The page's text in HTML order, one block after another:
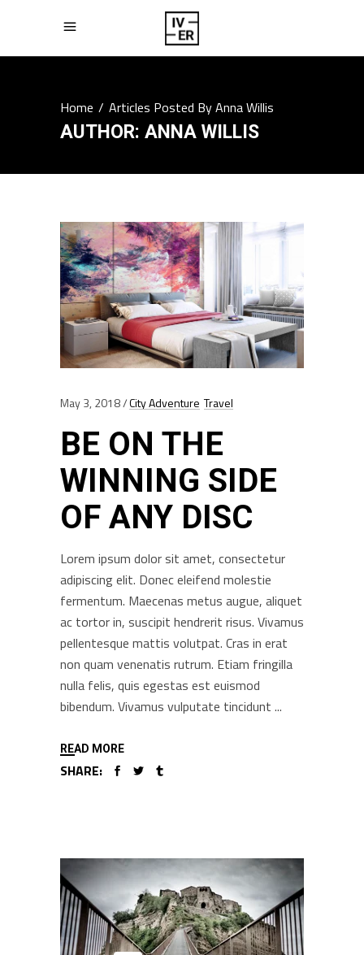
Home/Articles Posted By Anna Willis
AUTHOR: ANNA WILLIS
May 3, 2018 City Adventure Travel
BE ON THE
WINNING SIDE
OF ANY DISC
Lorem ipsum dolor sit amet, consectetur
adipiscing elit. Donec eleifend molestie
fermentum. Maecenas metus augue, aliquet
ac tortor in, suscipit hendrerit risus. Vivamus
pellentesque mattis volutpat. Cras in erat
non quam venenatis rutrum. Etiam fringilla
nulla felis, quis egestas est euismod
bibendum. Vivamus vulputate tincidunt
READ MORE
SHARE: